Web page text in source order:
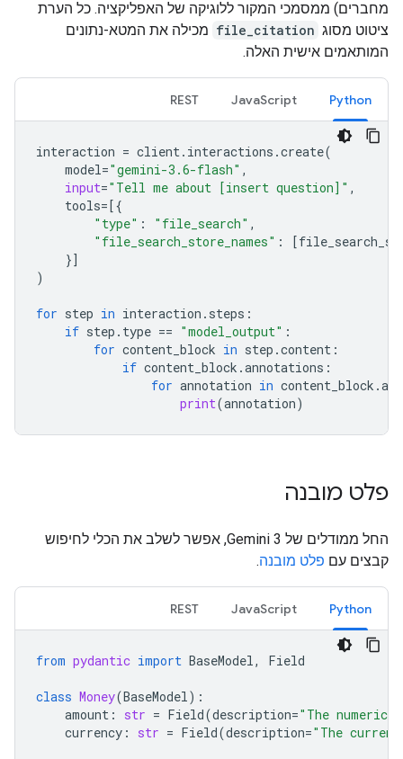
מחברים) ממסמכי המקור ללוגיקה של האפליקציה. כל הערת
ציטוט מסוג file_citation מכילה את המטא-נתונים
המותאמים אישית האלה.
Python
JavaScript
REST
interaction = client. interactions .create(
model="gemini-3.6-flash" ,
input="Tell me about [insert question]" ,
tools=[{
"type" : "file_search" ,
"file_search_store_names" : [
}]
)
for step in interaction . steps :
if step . type == "model_output" :
for content_block in step .content :
if content_block .annotations :
for annotation in content_block .
print(annotation)
פלט מובנה
החל ממודלים של Gemini 3, אפשר לשלב את הכלי לחיפוש
קבצים עם פלט מובנה.
Python
JavaScript
REST
from pydantic import BaseModel, Field
class Money(BaseModel):
amount : str = Field(description="The
currency : str = Field(description="The